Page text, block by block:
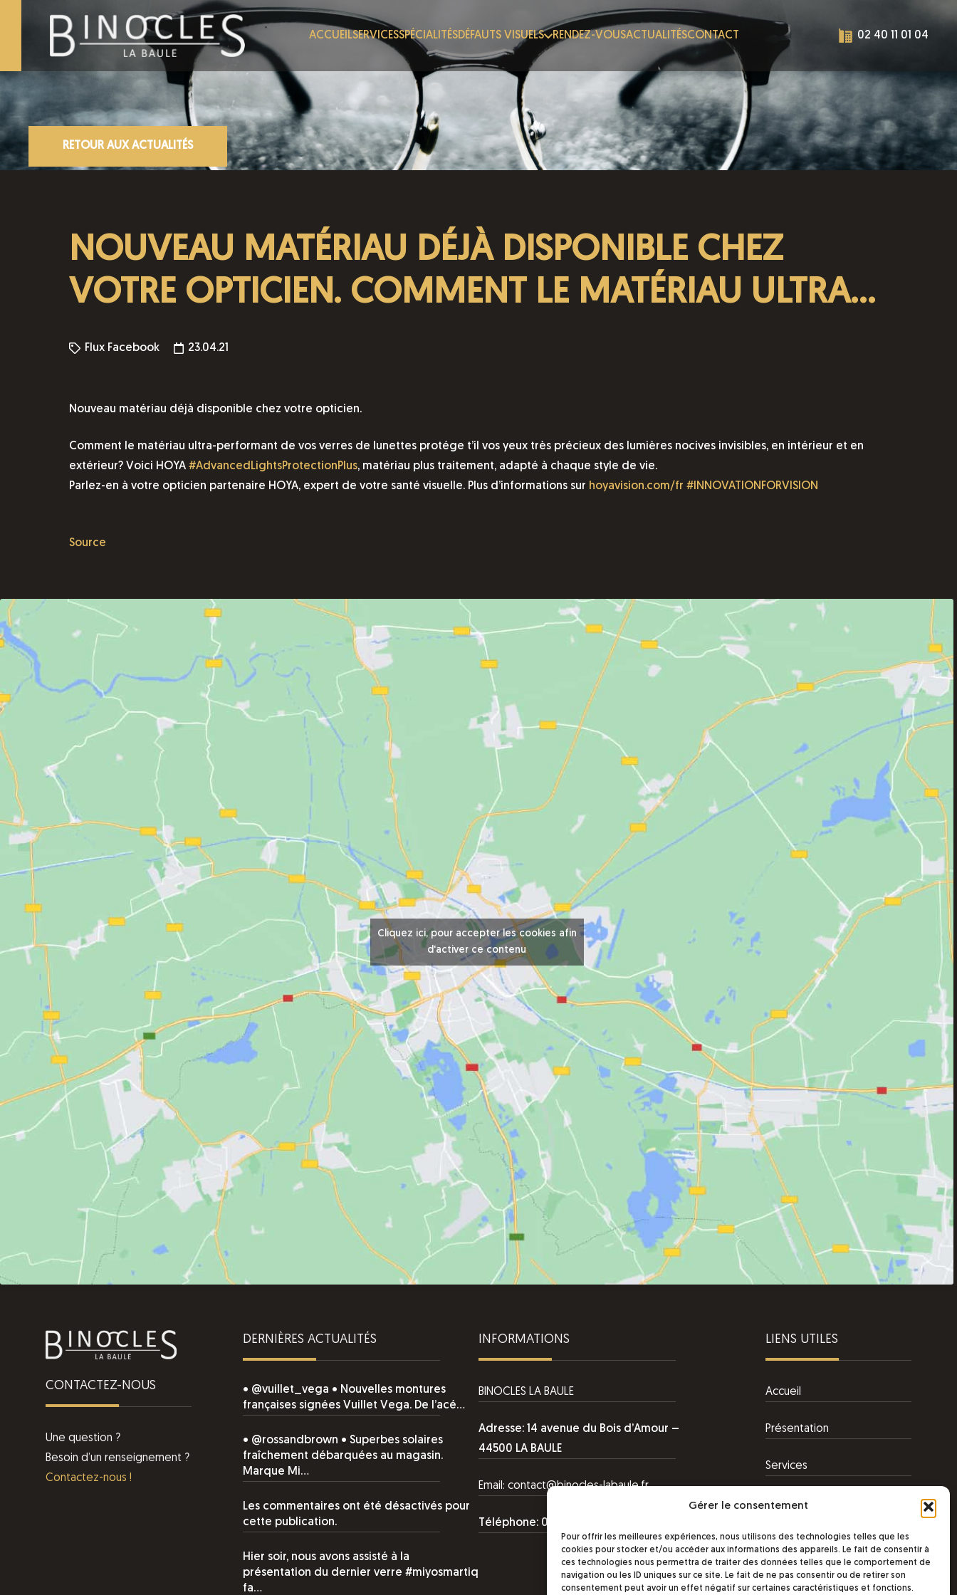
Gérer le consentement
Pour offrir les meilleures expériences, nous utilisons des technologies telles que les
cookies pour stocker et/ou accéder aux informations des appareils. Le fait de consentir à
ces technologies nous permettra de traiter des données telles que le comportement de
navigation ou les ID uniques sur ce site. Le fait de ne pas consentir ou de retirer son
consentement peut avoir un effet négatif sur certaines caractéristiques et fonctions.
ACCUEILSERVICESSPÉCIALITÉSDÉFAUTS VISUELS RENDEZ-VOUSACTUALITÉSCONTACT 02 40 11 01 04
RETOUR AUX ACTUALITÉS
NOUVEAU MATÉRIAU DÉJÀ DISPONIBLE CHEZ
VOTRE OPTICIEN. COMMENT LE MATÉRIAU ULTRA…
Flux Facebook 23.04.21
Nouveau matériau déjà disponible chez votre opticien.
Comment le matériau ultra-performant de vos verres de lunettes protége t’il vos yeux très précieux des lumières nocives invisibles, en intérieur et en
extérieur? Voici HOYA #AdvancedLightsProtectionPlus, matériau plus traitement, adapté à chaque style de vie.
Parlez-en à votre opticien partenaire HOYA, expert de votre santé visuelle. Plus d’informations sur hoyavision.com/fr #INNOVATIONFORVISION
Source
Cliquez ici, pour accepter les cookies afin
d'activer ce contenu
CONTACTEZ-NOUS
Une question ?
Besoin d’un renseignement ?
Contactez-nous !
DERNIÈRES ACTUALITÉS
• @vuillet_vega • Nouvelles montures
françaises signées Vuillet Vega. De l’acé…
• @rossandbrown • Superbes solaires
fraîchement débarquées au magasin.
Marque Mi…
Les commentaires ont été désactivés pour
cette publication.
Hier soir, nous avons assisté à la
présentation du dernier verre #miyosmartiq
fa…
INFORMATIONS
BINOCLES LA BAULE
Adresse: 14 avenue du Bois d’Amour –
44500 LA BAULE
Email: contact@binocles-labaule.fr
Téléphone: 02 40 11 01 04
LIENS UTILES
Accueil
Présentation
Services
Contact